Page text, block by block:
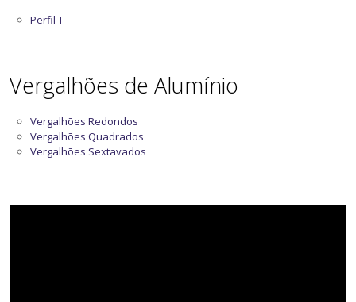
Perfil T
Vergalhões de Alumínio
Vergalhões Redondos
Vergalhões Quadrados
Vergalhões Sextavados